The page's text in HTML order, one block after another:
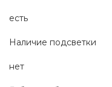
есть
Наличие подсветки
нет